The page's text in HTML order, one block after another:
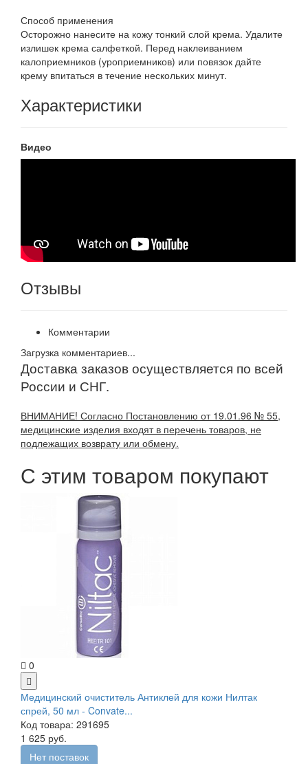
Способ применения
Осторожно нанесите на кожу тонкий слой крема. Удалите
излишек крема салфеткой. Перед наклеиванием
калоприемников (уроприемников) или повязок дайте
крему впитаться в течение нескольких минут.
Характеристики
Видео
Отзывы
Комментарии
Загрузка комментариев...
Доставка заказов осуществляется по всей
России и СНГ.
ВНИМАНИЕ! Согласно Постановлению от 19.01.96 № 55,
медицинские изделия входят в перечень товаров, не
подлежащих возврату или обмену.
С этим товаром покупают
0
Медицинский очиститель Антиклей для кожи Нилтак
спрей, 50 мл - Convate...
Код товара: 291695
1 625 руб.
Нет поставок